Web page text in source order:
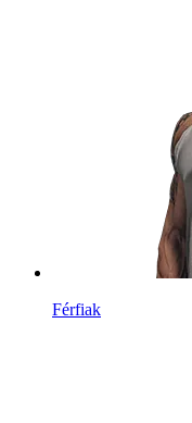
Férfiak